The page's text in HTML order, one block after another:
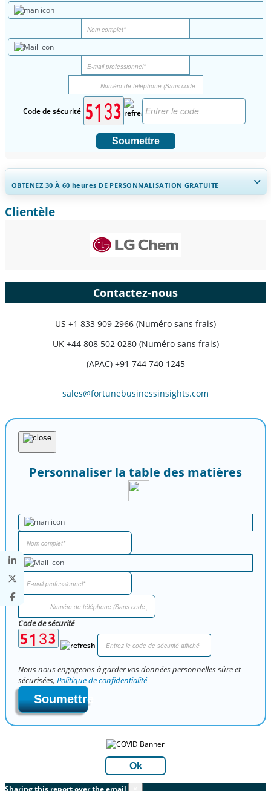
Code de sécurité
Soumettre
OBTENEZ 30 À 60heures DE PERSONNALISATION GRATUITE
Ampliar a cobertura regional e por país, Análise de segmentos,
Clientèle
Contactez-nous
US +1 833 909 2966 (Numéro sans frais)
UK +44 808 502 0280 (Numéro sans frais)
(APAC) +91 744 740 1245
sales@fortunebusinessinsights.com
Personnaliser la table des matières
Code de sécurité
Nous nous engageons à garder vos données personnelles sûre et
sécurisées, Politique de confidentialité
Soumettre
Ok